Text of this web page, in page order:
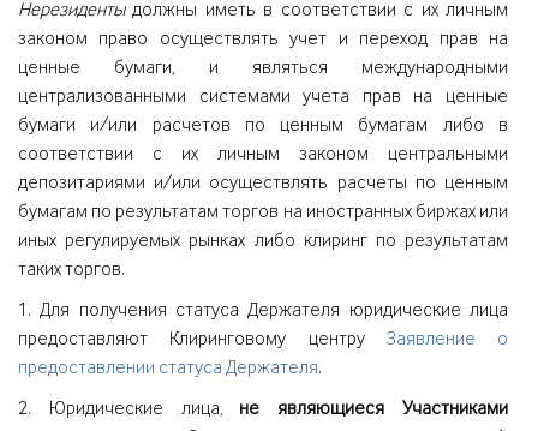
Нерезидентыдолжны иметь в соответствии с их личным
законом право осуществлять учет и переход прав на
ценные бумаги, и являться международными
централизованными системами учета прав на ценные
бумаги и/или расчетов по ценным бумагам либо в
соответствии с их личным законом центральными
депозитариями и/или осуществлять расчеты по ценным
бумагам по результатам торгов на иностранных биржах или
иных регулируемых рынках либо клиринг по результатам
таких торгов.
1. Для получения статуса Держателя юридические лица
предоставляют Клиринговому центру Заявление о
предоставлении статуса Держателя.
2. Юридические лица, не являющиеся Участниками